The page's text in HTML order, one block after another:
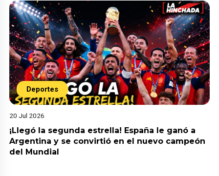
Deportes
20 Jul 2026
¡Llegó la segunda estrella! España le ganó a
Argentina y se convirtió en el nuevo campeón
del Mundial